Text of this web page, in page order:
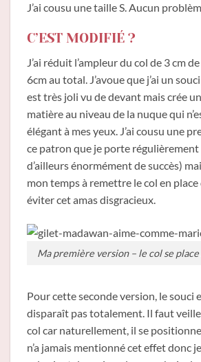
J’ai cousu une taille S. Aucun
C’EST MODIFIÉ ?
J’ai réduit l’ampleur du col de 3 cm
6cm au total. J’avoue que j’ai un
est très joli vu de devant mais crée
matière au niveau de la nuque qui
élégant à mes yeux. J’ai cousu une
ce patron que je porte régulièrement
d’ailleurs énormément de succès)
mon temps à remettre le col en
éviter cet amas disgracieux.
Ma première version – le col se
Pour cette seconde version, le souci
disparaît pas totalement. Il faut
col car naturellement, il se
n’a jamais mentionné cet effet donc